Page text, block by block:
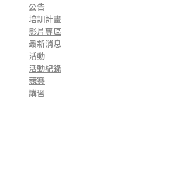
公告
培訓計畫
影片專區
最新消息
活動
活動紀錄
競賽
講習